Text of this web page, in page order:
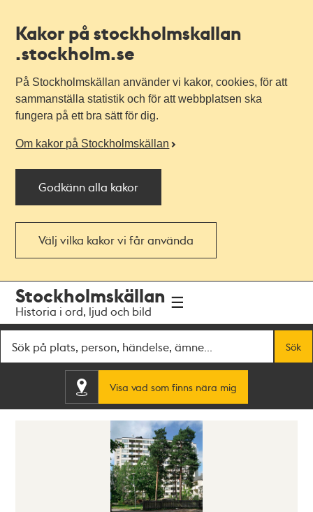
Kakor på stockholmskallan
.stockholm.se
På Stockholmskällan använder vi kakor, cookies, för att
sammanställa statistik och för att webbplatsen ska
fungera på ett bra sätt för dig.
Om kakor på Stockholmskällan
Godkänn alla kakor
Välj vilka kakor vi får använda
navigationen
huvudinnehållet
Stockholmskällan
Historia i ord, ljud och bild
Sök
Visa vad som finns nära mig